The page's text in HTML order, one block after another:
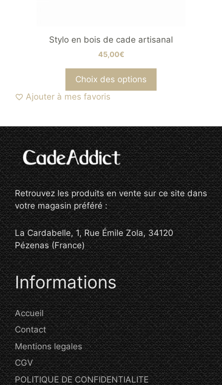
Stylo en bois de cade artisanal
45,00€
Choix des options
Ajouter à mes favoris
Retrouvez les produits en vente sur ce site dans
votre magasin préféré :
La Cardabelle, 1, Rue Émile Zola, 34120
Pézenas (France)
Informations
Accueil
Contact
Mentions legales
CGV
POLITIQUE DE CONFIDENTIALITE